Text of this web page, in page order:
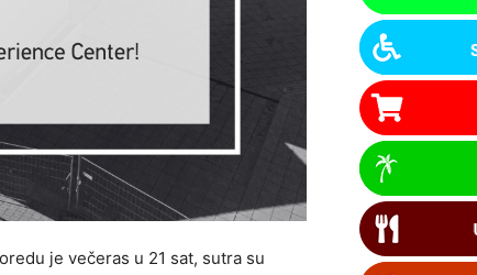
je večeras u 21 sat, sutra su